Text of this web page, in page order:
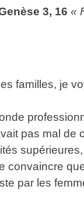
3, 16 «
familles, je
pas mal
par les